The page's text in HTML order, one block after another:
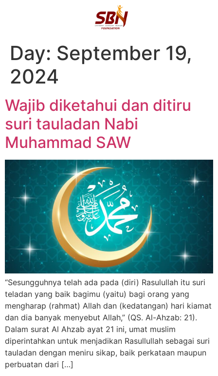
Day: September 19,
2024
Wajib diketahui dan ditiru
suri tauladan Nabi
Muhammad SAW
“Sesungguhnya telah ada pada (diri) Rasulullah itu suri
teladan yang baik bagimu (yaitu) bagi orang yang
mengharap (rahmat) Allah dan (kedatangan) hari kiamat
dan dia banyak menyebut Allah,” (QS. Al-Ahzab: 21).
Dalam surat Al Ahzab ayat 21 ini, umat muslim
diperintahkan untuk menjadikan Rasullullah sebagai suri
tauladan dengan meniru sikap, baik perkataan maupun
perbuatan dari […]